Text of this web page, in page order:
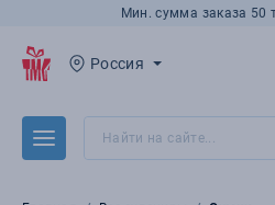
Мин. сумма заказа 50
Россия